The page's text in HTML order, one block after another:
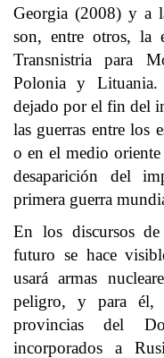
Georgia (2008) y a
son, entre otros, la
Transnistria para
Polonia y Lituania.
dejado por el fin del
las guerras entre los
o en el medio
desaparición del
primera guerra
En los discursos
futuro se hace
usará armas
peligro, y para él,
provincias del
incorporados a